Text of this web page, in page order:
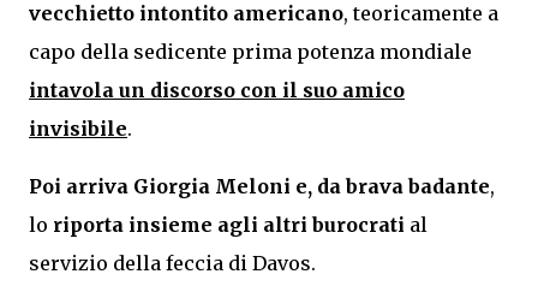
vecchietto intontito americano, teoricamente a
capo della sedicente prima potenza mondiale
intavola un discorso con il suo amico
invisibile.
Poi arriva Giorgia Meloni e, da brava badante,
lo riporta insieme agli altri burocrati al
servizio della feccia di Davos.